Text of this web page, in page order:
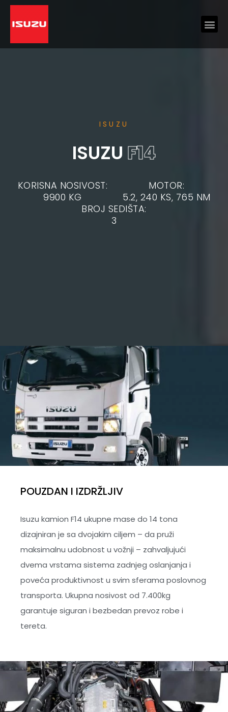
ISUZU
ISUZU F14
KORISNA NOSIVOST:
9900 KG
MOTOR:
5.2, 240 KS, 765 NM
BROJ SEDIŠTA:
3
POUZDAN I IZDRŽLJIV
Isuzu kamion F14 ukupne mase do 14 tona
dizajniran je sa dvojakim ciljem – da pruži
maksimalnu udobnost u vožnji – zahvaljujući
dvema vrstama sistema zadnjeg oslanjanja i
poveća produktivnost u svim sferama poslovnog
transporta. Ukupna nosivost od 7.400kg
garantuje siguran i bezbedan prevoz robe i
tereta.